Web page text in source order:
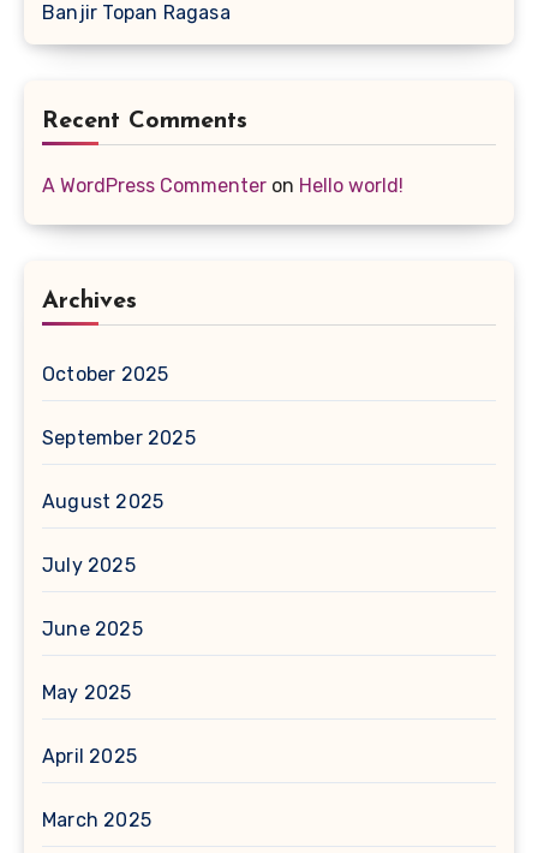
Banjir Topan Ragasa
Recent Comments
A WordPress Commenter on Hello world!
Archives
October 2025
September 2025
August 2025
July 2025
June 2025
May 2025
April 2025
March 2025